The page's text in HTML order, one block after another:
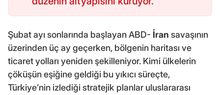
Şubat ayı sonlarında başlayan ABD- İran savaşının
üzerinden üç ay geçerken, bölgenin haritası ve
ticaret yolları yeniden şekilleniyor. Kimi ülkelerin
çöküşün eşiğine geldiği bu yıkıcı süreçte,
Türkiye’nin izlediği stratejik planlar uluslararası